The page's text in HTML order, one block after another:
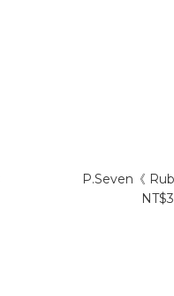
P.Seven《